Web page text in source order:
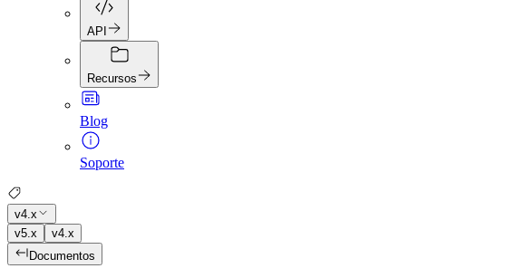
API
Recursos
Blog
Soporte
v4.x
v5.x
v4.x
Documentos